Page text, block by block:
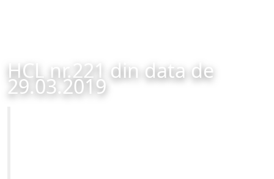
HCL nr.221 din data de
29.03.2019